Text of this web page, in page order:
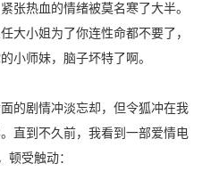
张热血的情绪被莫名寒了大半。
大小姐为了你连性命都不要了，
小师妹，脑子坏特了啊。
的剧情冲淡忘却，但令狐冲在我
直到不久前，我看到一部爱情电
顿受触动：